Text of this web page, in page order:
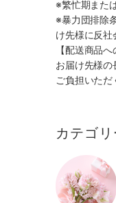
※繁忙期また
※暴力団排除
け先様に反社
【配送商品
お届け先様
ご負担いた
カテゴ